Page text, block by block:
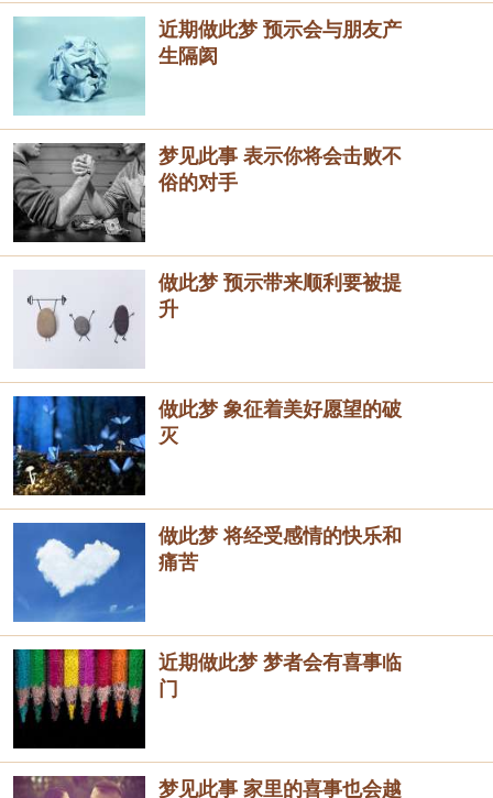
近期做此梦 预示会与朋友产
生隔阂
梦见此事 表示你将会击败不
俗的对手
做此梦 预示带来顺利要被提
升
做此梦 象征着美好愿望的破
灭
做此梦 将经受感情的快乐和
痛苦
近期做此梦 梦者会有喜事临
门
梦见此事 家里的喜事也会越